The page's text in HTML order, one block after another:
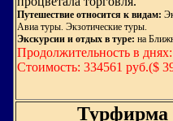
Путешествие относится к видам:
Авиа туры. Экзотические туры.
Экскурсии и отдых в туре: на
Продолжительность в
Стоимость: 334561 руб.($